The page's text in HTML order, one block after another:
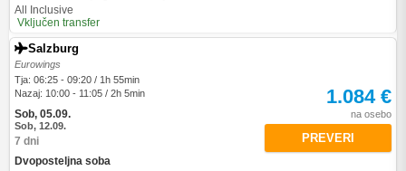
All Inclusive
Vključen transfer
Salzburg
Eurowings
Tja: 06:25 - 09:20 / 1h 55min
Nazaj: 10:00 - 11:05 / 2h 5min
Sob, 05.09.
Sob, 12.09.
7 dni
Dvoposteljna soba
1.084 €
na osebo
PREVERI